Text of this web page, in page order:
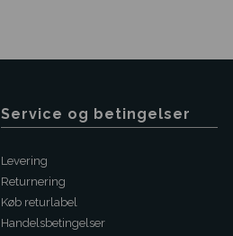
Service og betingelser
Levering
Returnering
Køb returlabel
Handelsbetingelser